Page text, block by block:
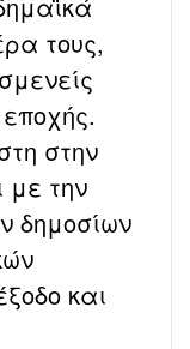
τους,
στην
με την
δημοσίων
και